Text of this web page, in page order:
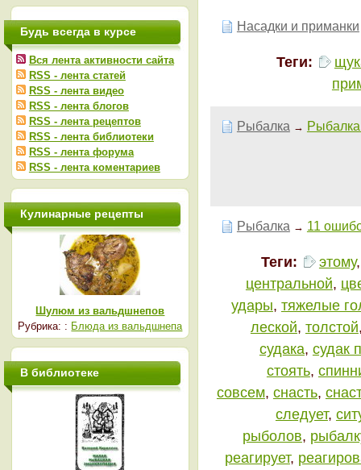
Насадки и приманки
Теги:
Рыбалка→
Рыбалка→ 11
Теги: этому
центральной,
удары, тяжелые
леской, толстой
судака, судак
стоять,
совсем, снасть,
следует,
рыболов,
реагирует,
Будь всегда в курсе
Вся лента активности сайта
RSS - лента статей
RSS - лента видео
RSS - лента блогов
RSS - лента рецептов
RSS - лента библиотеки
RSS - лента форума
RSS - лента коментариев
Кулинарные рецепты
Шулюм из вальдшнепов
Рубрика: : Блюда из вальдшнепа
В библиотеке